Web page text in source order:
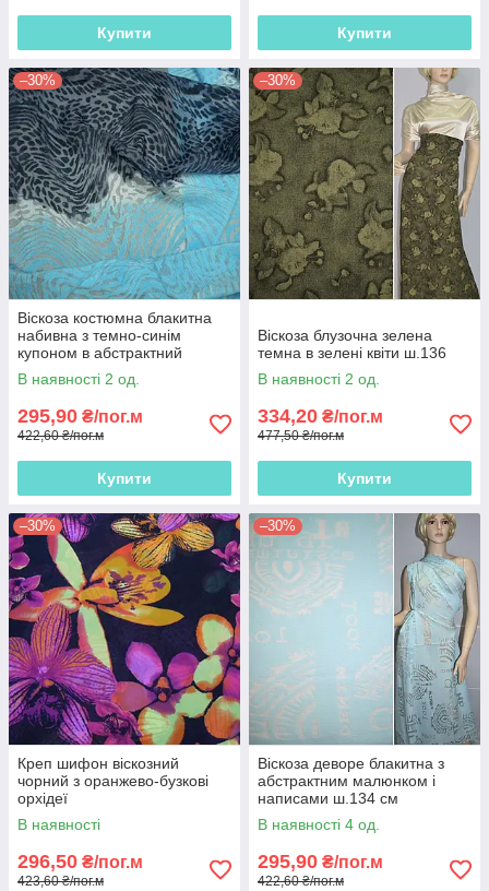
Купити Купити
–30%
Віскоза костюмна блакитна
набивна з темно-синім
купоном в абстрактний
малюнок, ш.150
В наявності 2 од.
295,90 ₴/пог.м
422,60 ₴/пог.м
Купити
–30%
Віскоза блузочна зелена
темна в зелені квіти ш.136
В наявності 2 од.
334,20 ₴/пог.м
477,50 ₴/пог.м
Купити
–30%
Креп шифон віскозний
чорний з оранжево-бузкові
орхідеї
В наявності
296,50 ₴/пог.м
423,60 ₴/пог.м
–30%
Віскоза деворе блакитна з
абстрактним малюнком і
написами ш.134 см
В наявності 4 од.
295,90 ₴/пог.м
422,60 ₴/пог.м